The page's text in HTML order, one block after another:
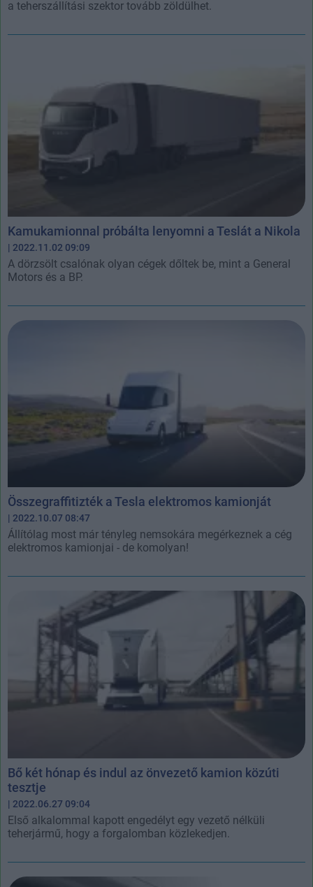
a teherszállítási szektor tovább zöldülhet.
Kamukamionnal próbálta lenyomni a Teslát a Nikola
| 2022.11.02 09:09
A dörzsölt csalónak olyan cégek dőltek be, mint a General
Motors és a BP.
Összegraffitizték a Tesla elektromos kamionját
| 2022.10.07 08:47
Állítólag most már tényleg nemsokára megérkeznek a cég
elektromos kamionjai - de komolyan!
Bő két hónap és indul az önvezető kamion közúti
tesztje
| 2022.06.27 09:04
Első alkalommal kapott engedélyt egy vezető nélküli
teherjármű, hogy a forgalomban közlekedjen.